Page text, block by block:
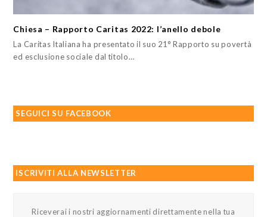
Chiesa – Rapporto Caritas 2022: l’anello debole
La Caritas Italiana ha presentato il suo 21° Rapporto su povertà
ed esclusione sociale dal titolo…
SEGUICI SU FACEBOOK
ISCRIVITI ALLA NEWSLETTER
Riceverai i nostri aggiornamenti direttamente nella tua